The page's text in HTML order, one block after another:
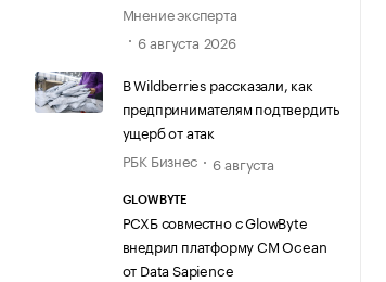
Мнение эксперта
6 августа 2026
В Wildberries рассказали, как
предпринимателям подтвердить
ущерб от атак
РБК Бизнес
6 августа
GLOWBYTE
РСХБ совместно с GlowByte
внедрил платформу CM Ocean
от Data Sapience